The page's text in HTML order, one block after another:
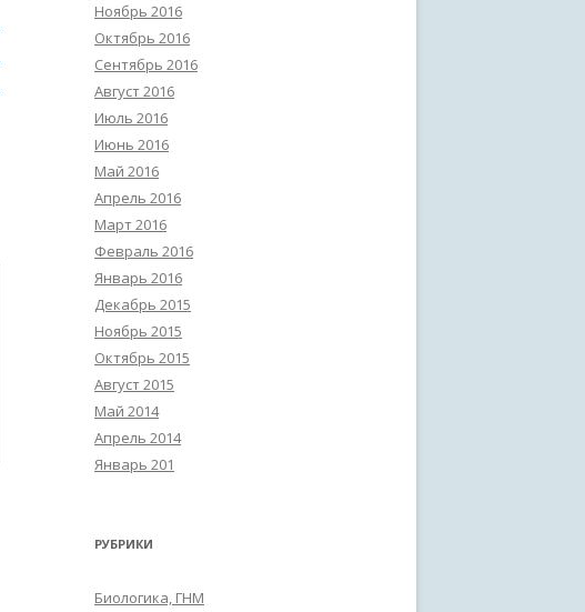
Ноябрь 2016
Октябрь 2016
Сентябрь 2016
Август 2016
Июль 2016
Июнь 2016
Май 2016
Апрель 2016
Март 2016
Февраль 2016
Январь 2016
Декабрь 2015
Ноябрь 2015
Октябрь 2015
Август 2015
Май 2014
Апрель 2014
Январь 201
РУБРИКИ
Биологика, ГНМ